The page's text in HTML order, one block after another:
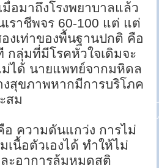
มื่อมาถึงโรงพยาบาลแล้ว
ราชีพจร 60-100 แต่ แต่
องเท่าของพื้นฐานปกติ คือ
กลุ่มที่มีโรคหัวใจเดิมจะ
ได้ นายแพทย์จากมหิดล
งสุขภาพหากมีการบริโภค
สม
ความดันแกว่ง การไม่
นื้อตัวเองได้ ทำให้ไม่
ะอาการล้มหมดสติ